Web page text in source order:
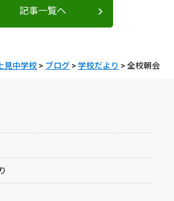
記事一覧へ
見中学校 > ブログ > 学校だより > 全校朝会